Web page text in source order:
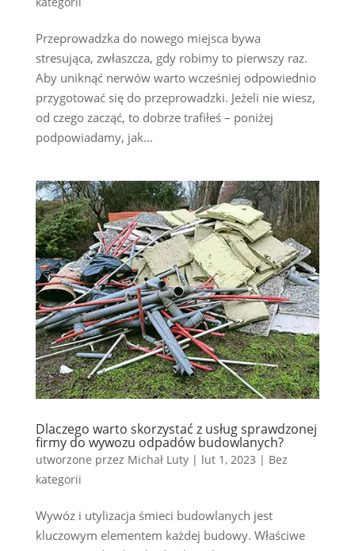
Przeprowadzka do nowego miejsca bywa
stresująca, zwłaszcza, gdy robimy to pierwszy raz.
Aby uniknąć nerwów warto wcześniej odpowiednio
przygotować się do przeprowadzki. Jeżeli nie wiesz,
od czego zacząć, to dobrze trafiłeś – poniżej
podpowiadamy, jak...
Dlaczego warto skorzystać z usług sprawdzonej
firmy do wywozu odpadów budowlanych?
utworzone przez Michał Luty| lut 1, 2023 | Bez
kategorii
Wywóz i utylizacja śmieci budowlanych jest
kluczowym elementem każdej budowy. Właściwe